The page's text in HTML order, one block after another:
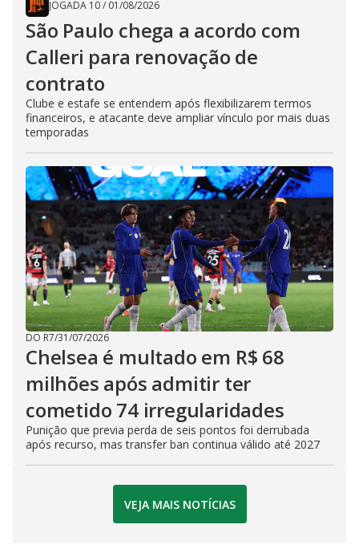
JOGADA 10/ 01/08/2026
São Paulo chega a acordo com
Calleri para renovação de
contrato
Clube e estafe se entendem após flexibilizarem termos
financeiros, e atacante deve ampliar vínculo por mais duas
temporadas
DO R7/31/07/2026
Chelsea é multado em R$ 68
milhões após admitir ter
cometido 74 irregularidades
Punição que previa perda de seis pontos foi derrubada
após recurso, mas transfer ban continua válido até 2027
VEJA MAIS NOTÍCIAS